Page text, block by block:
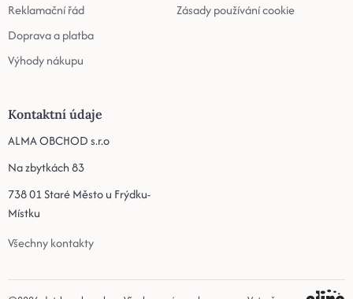
Reklamační řád
Doprava a platba
Výhody nákupu
Zásady používání cookie
Kontaktní údaje
ALMA OBCHOD s.r.o
Na zbytkách 83
738 01 Staré Město u Frýdku-
Místku
Všechny kontakty